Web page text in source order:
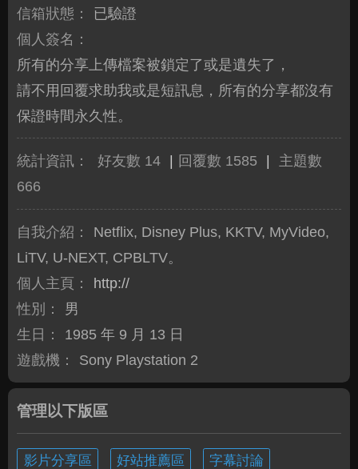
信箱狀態：
已驗證
個人簽名：
所有的分享上傳檔案被鎖定了或是遺失了，
請不用回覆求助我或是短訊息，所有的分享都沒有
保證時間永久性。
統計資訊： 好友數 14 回覆數 1585
主題數
666
自我介紹：
Netflix, Disney Plus, KKTV, MyVideo,
LiTV, U-NEXT, CPBLTV。
個人主頁：
http://
性別：
男
生日：
1985 年 9 月 13 日
遊戲機：
Sony Playstation 2
管理以下版區
影片分享區 好站推薦區 字幕討論